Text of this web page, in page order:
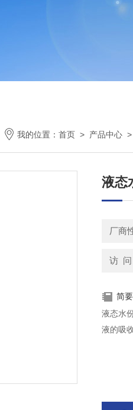
我的位置： 首页 > 产品中心 >
液态
厂商
访 问
简
液态水
液的吸